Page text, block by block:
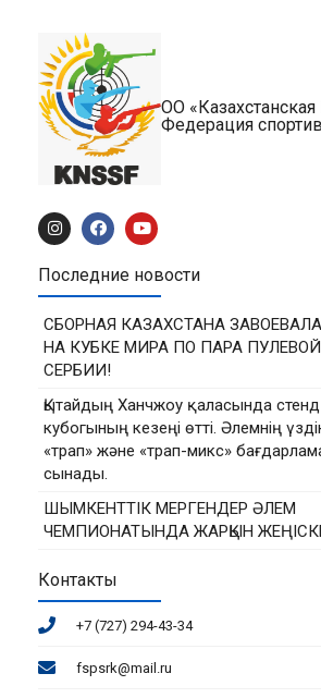
ОО
Федерация
Последние новости
СБОРНАЯ КАЗАХСТАНА
НА КУБКЕ МИРА ПО ПАРА ПУЛЕВОЙ
СЕРБИИ!
Қытайдың Ханчжоу қаласында
кубогының кезеңі өтті. Әлемнің
«трап» және «трап-микс»
сынады.
ШЫМКЕНТТІК МЕРГЕНДЕР ӘЛЕМ
ЧЕМПИОНАТЫНДА ЖАРҚЫН
Контакты
+7 (727) 294-43-34
fspsrk@mail.ru